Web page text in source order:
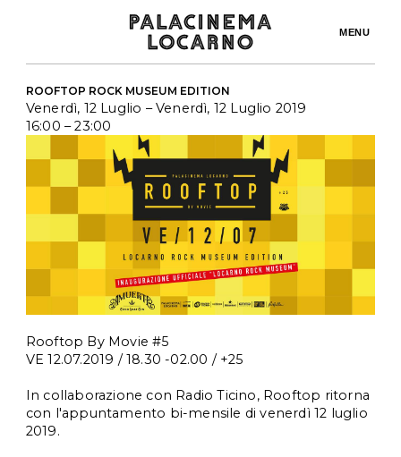
MENU
ROOFTOP ROCK MUSEUM EDITION
Venerdì, 12 Luglio – Venerdì, 12 Luglio 2019
16:00 – 23:00
Rooftop By Movie #5
VE 12.07.2019 / 18.30 -02.00 / +25
In collaborazione con Radio Ticino, Rooftop ritorna
con l'appuntamento bi-mensile di venerdì 12 luglio
2019.